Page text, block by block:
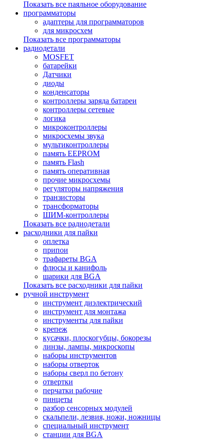
Показать все паяльное оборудование
программаторы
адаптеры для программаторов
для микросхем
Показать все программаторы
радиодетали
MOSFET
батарейки
Датчики
диоды
конденсаторы
контроллеры заряда батареи
контроллеры сетевые
логика
микроконтроллеры
микросхемы звука
мультиконтроллеры
память EEPROM
память Flash
память оперативная
прочие микросхемы
регуляторы напряжения
транзисторы
трансформаторы
ШИМ-контроллеры
Показать все радиодетали
расходники для пайки
оплетка
припои
трафареты BGA
флюсы и канифоль
шарики для BGA
Показать все расходники для пайки
ручной инструмент
инструмент диэлектрический
инструмент для монтажа
инструменты для пайки
крепеж
кусачки, плоскогубцы, бокорезы
линзы, лампы, микроскопы
наборы инструментов
наборы отверток
наборы сверл по бетону
отвертки
перчатки рабочие
пинцеты
разбор сенсорных модулей
скальпели, лезвия, ножи, ножницы
специальный инструмент
станции для BGA